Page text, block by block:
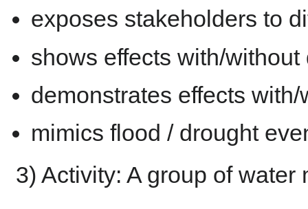
exposes stakeholders to
shows effects with/
demonstrates effects
mimics flood / drought
3) Activity: A group of